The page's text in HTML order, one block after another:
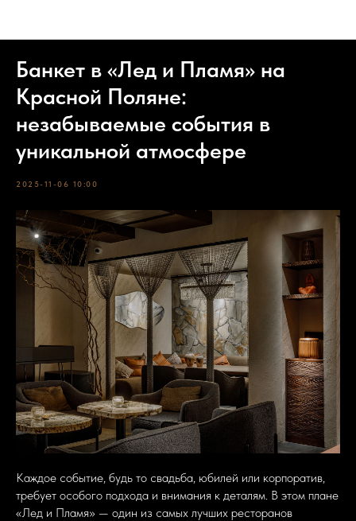
Банкет в «Лед и Пламя» на
Красной Поляне:
незабываемые события в
уникальной атмосфере
2025-11-06 10:00
Каждое событие, будь то свадьба, юбилей или корпоратив,
требует особого подхода и внимания к деталям. В этом плане
«Лед и Пламя» — один из самых лучших ресторанов